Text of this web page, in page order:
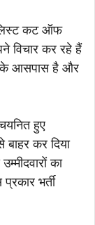
लिस्ट कट ऑफ
विचार कर रहे हैं
के आसपास है और
हुए
बाहर कर दिया
का
भर्ती